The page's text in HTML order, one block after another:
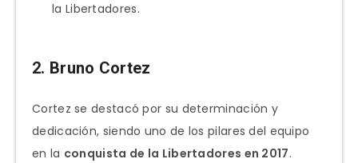
la Libertadores.
2. Bruno Cortez
Cortez se destacó por su determinación y
dedicación, siendo uno de los pilares del equipo
en la conquista de la Libertadores en 2017.